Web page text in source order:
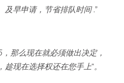
及早申请，节省排队时间.”
那么现在就必须做出决定，
趁现在选择权还在您手上“。